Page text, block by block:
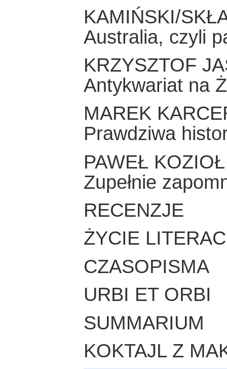
KAMIŃSKI/
Australia, czyli
KRZYSZTOF
Antykwariat na
MAREK
Prawdziwa
PAWEŁ KOZIOŁ
Zupełnie
RECENZJE
ŻYCIE
CZASOPISMA
URBI ET ORBI
SUMMARIUM
KOKTAJL Z